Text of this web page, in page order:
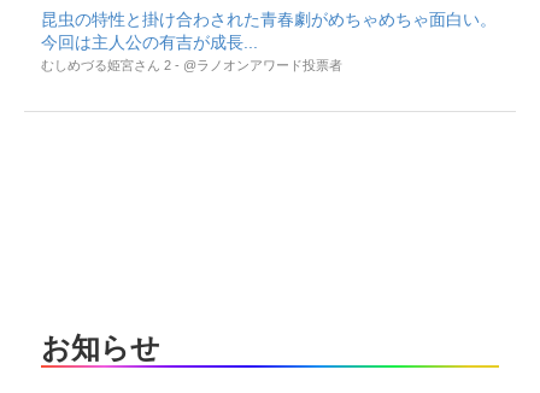
昆虫の特性と掛け合わされた青春劇がめちゃめちゃ面白い。
今回は主人公の有吉が成長...
むしめづる姫宮さん 2 - @ラノオンアワード投票者
お知らせ